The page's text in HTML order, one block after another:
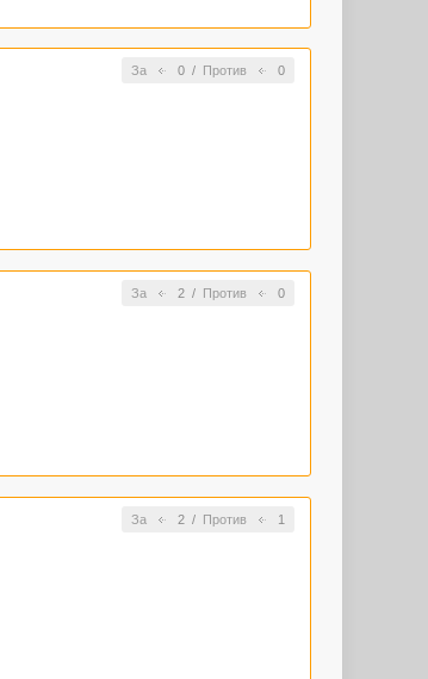
За 0/ Против 0
За 2/ Против 0
За 2/ Против 1